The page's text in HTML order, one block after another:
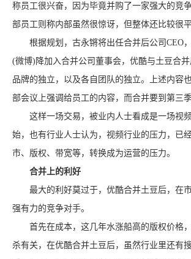
称员工很兴奋，因为毕竟并购了一家强大的竞
部员工则称内部虽然很惊讶，但整体还比较很平
根据规划，古永锵将出任合并后公司CEO，
(微博)降加入合并公司董事会，优酷与土豆合
品牌的独立，以及各自团队的独立。上述内容
部会议上强调给员工的内容，而合并要到第三
这样一场交易，被业内人士看成是一场视
始，也有行业人士认为，视频行业的压力，已
市、版权、带宽等，转换成为运营的压力。
合并上的利好
最大的利好莫过于，优酷合并土豆后，在
强有力的竞争对手。
首先在成本，这几年水涨船高的版权价格
杀有关，在优酷合并土豆后，虽然行业里还有